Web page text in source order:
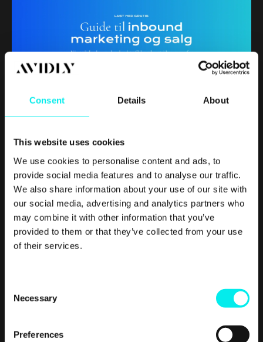
Consent Details About
This website uses cookies
We use cookies to personalise content and ads, to
provide social media features and to analyse our traffic.
We also share information about your use of our site with
our social media, advertising and analytics partners who
may combine it with other information that you’ve
provided to them or that they’ve collected from your use
of their services.
Necessary
Preferences
Real Growth. Real
Impact.